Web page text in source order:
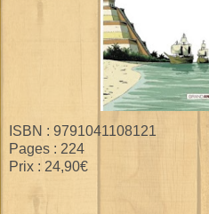
ISBN : 9791041108121
Pages : 224
Prix : 24,90€